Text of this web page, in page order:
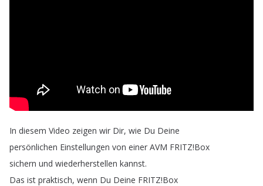
In diesem Video zeigen wir Dir, wie Du Deine
persönlichen Einstellungen von einer AVM FRITZ!Box
sichern und wiederherstellen kannst.
Das ist praktisch, wenn Du Deine FRITZ!Box